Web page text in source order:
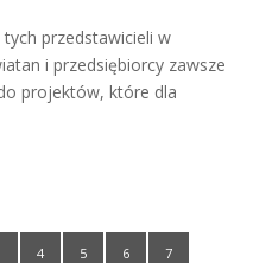
tych przedstawicieli w
i przedsiębiorcy zawsze
projektów, które dla
4 5 6 7